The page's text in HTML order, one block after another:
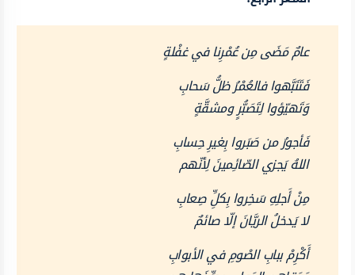
عامٌ مَضَى مِن عُمْرِنا في غفْلةٍ
فَتَنَبَّهوا فالعُمْرُ ظلُّ سَحابِ
وَتَهيّؤوا لِتَصَبُّرٍ ومشقَّةٍ
فَأجورُ من صَبَروا بِغيرِ حِسابِ
اللهُ يَجزي الصّائِمينَ لِأنّهم
مِنْ أَجلِهِ سَخِروا بِكلِِّ صِعابِ
لا يَدخلُ الريَّانَ إلّا صائمٌ
أَكْرِمْ ببابِ الصْومِ في الأبوابِ